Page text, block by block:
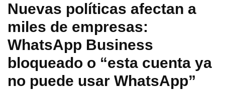
Nuevas políticas afectan a
miles de empresas:
WhatsApp Business
bloqueado o “esta cuenta ya
no puede usar WhatsApp”